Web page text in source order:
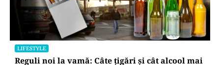
LIFESTYLE
Reguli noi la vamă: Câte țigări și cât alcool mai